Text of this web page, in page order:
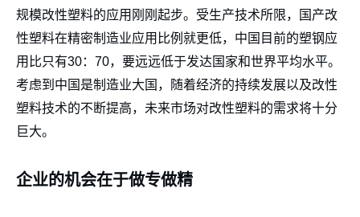
规模改性塑料的应用刚刚起步。受生产技术所限，国产改
性塑料在精密制造业应用比例就更低，中国目前的塑钢应
用比只有30：70，要远远低于发达国家和世界平均水平。
考虑到中国是制造业大国，随着经济的持续发展以及改性
塑料技术的不断提高，未来市场对改性塑料的需求将十分
巨大。
企业的机会在于做专做精